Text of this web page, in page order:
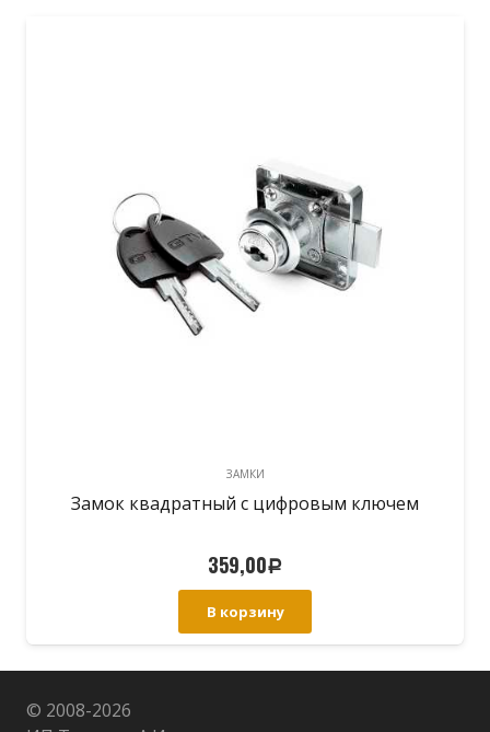
ЗАМКИ
Замок квадратный с цифровым ключем
359,00Р
В корзину
© 2008-2026